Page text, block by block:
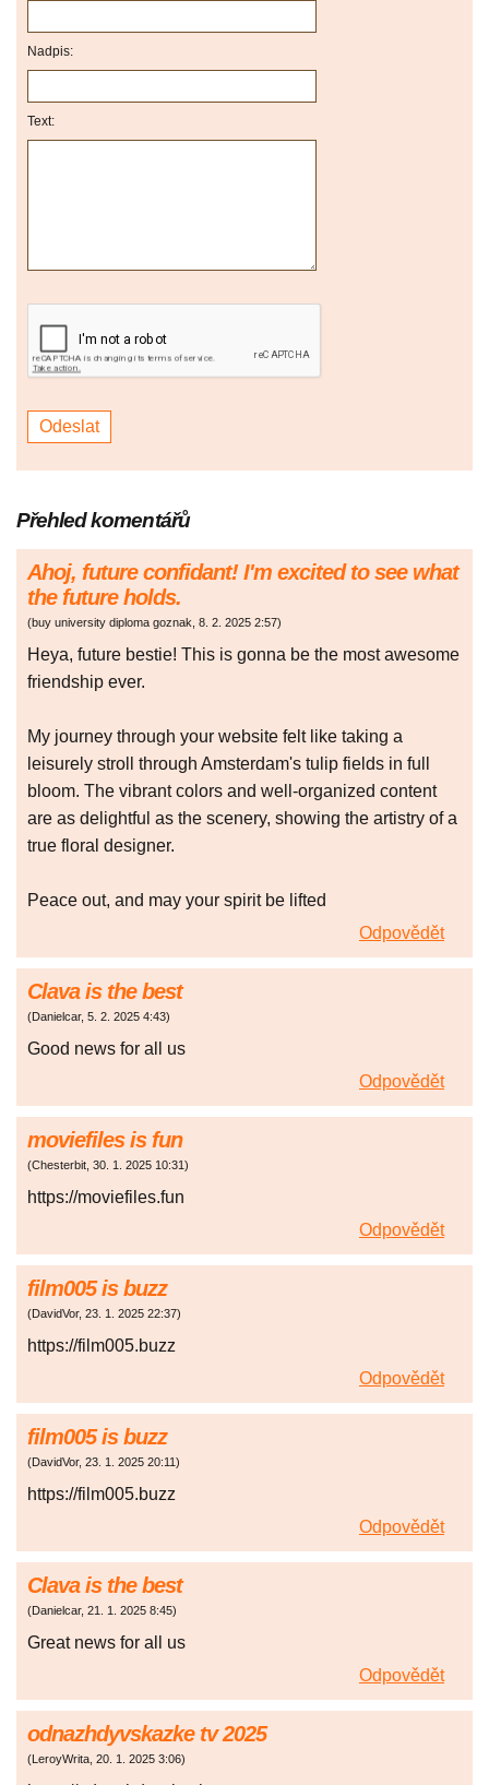
Nadpis:
Text:
Přehled komentářů
Ahoj, future confidant! I'm excited to see what
the future holds.
(buy university diploma goznak, 8. 2. 2025 2:57)
Heya, future bestie! This is gonna be the most awesome
friendship ever.
My journey through your website felt like taking a
leisurely stroll through Amsterdam's tulip fields in full
bloom. The vibrant colors and well-organized content
are as delightful as the scenery, showing the artistry of a
true floral designer.
Peace out, and may your spirit be lifted
Odpovědět
Clava is the best
(Danielcar, 5. 2. 2025 4:43)
Good news for all us
Odpovědět
moviefiles is fun
(Chesterbit, 30. 1. 2025 10:31)
https://moviefiles.fun
Odpovědět
film005 is buzz
(DavidVor, 23. 1. 2025 22:37)
https://film005.buzz
Odpovědět
film005 is buzz
(DavidVor, 23. 1. 2025 20:11)
https://film005.buzz
Odpovědět
Clava is the best
(Danielcar, 21. 1. 2025 8:45)
Great news for all us
Odpovědět
odnazhdyvskazke tv 2025
(LeroyWrita, 20. 1. 2025 3:06)